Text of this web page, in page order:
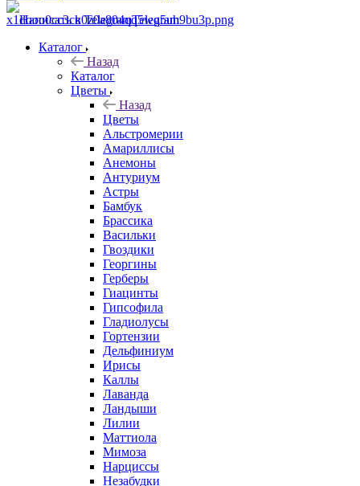
Написать в TelegramTelegram
Каталог
Назад
Каталог
Цветы
Назад
Цветы
Альстромерии
Амариллисы
Анемоны
Антуриум
Астры
Бамбук
Брассика
Васильки
Гвоздики
Георгины
Герберы
Гиацинты
Гипсофила
Гладиолусы
Гортензии
Дельфиниум
Ирисы
Каллы
Лаванда
Ландыши
Лилии
Маттиола
Мимоза
Нарциссы
Незабудки